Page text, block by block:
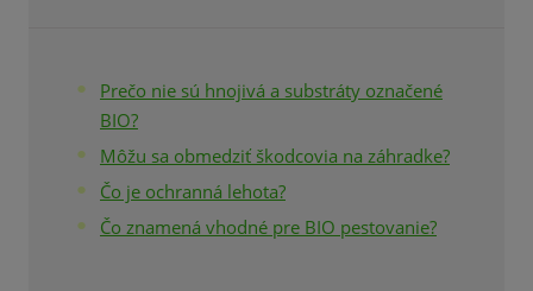
Prečo nie sú hnojivá a substráty označené
BIO?
Môžu sa obmedziť škodcovia na záhradke?
Čo je ochranná lehota?
Čo znamená vhodné pre BIO pestovanie?